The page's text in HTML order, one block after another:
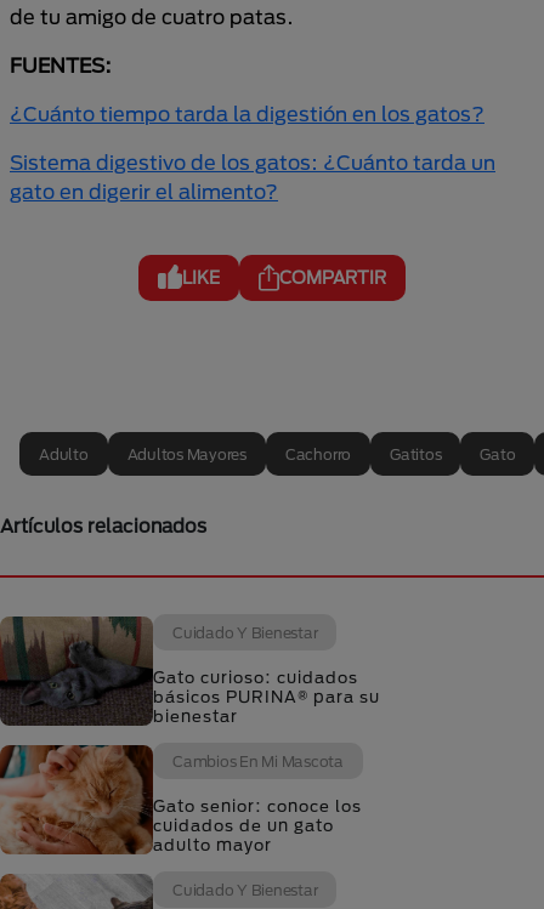
de tu amigo de cuatro patas.
FUENTES:
¿Cuánto tiempo tarda la digestión en los gatos?
Sistema digestivo de los gatos: ¿Cuánto tarda un
gato en digerir el alimento?
LIKE COMPARTIR
Adulto Adultos Mayores Cachorro Gatitos Gato
Artículos relacionados
Cuidado Y Bienestar
Gato curioso: cuidados
básicos PURINA® para su
bienestar
Cambios En Mi Mascota
Gato senior: conoce los
cuidados de un gato
adulto mayor
Cuidado Y Bienestar